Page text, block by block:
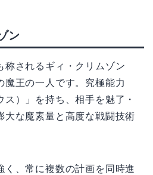
ン
称されるギィ・クリムゾン
魔王の一人です。究極能力
ス）」を持ち、相手を魅了・
大な魔素量と高度な戦闘技術
く、常に複数の計画を同時進